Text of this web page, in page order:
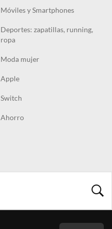
Móviles y Smartphones
Deportes: zapatillas, running,
ropa
Moda mujer
Apple
Switch
Ahorro